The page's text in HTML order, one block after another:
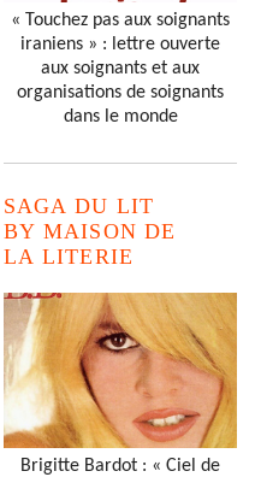
« Touchez pas aux soignants
iraniens » : lettre ouverte
aux soignants et aux
organisations de soignants
dans le monde
SAGA DU LIT
BY MAISON DE
LA LITERIE
Brigitte Bardot : « Ciel de